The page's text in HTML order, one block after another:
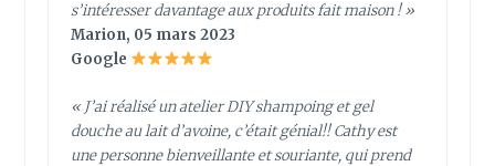
s’intéresser davantage aux produits fait maison ! »
Marion, 05 mars 2023
Google
« J’ai réalisé un atelier DIY shampoing et gel
douche au lait d’avoine, c’était génial!! Cathy est
une personne bienveillante et souriante, qui prend